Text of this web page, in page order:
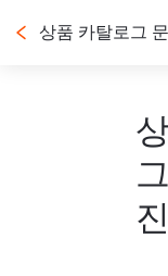
상품 카탈로그